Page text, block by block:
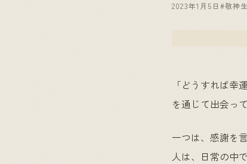
2023年1月5日 #敬神
「どうすれば
を通じて出会っ
一つは、感謝を
人は、日常の中